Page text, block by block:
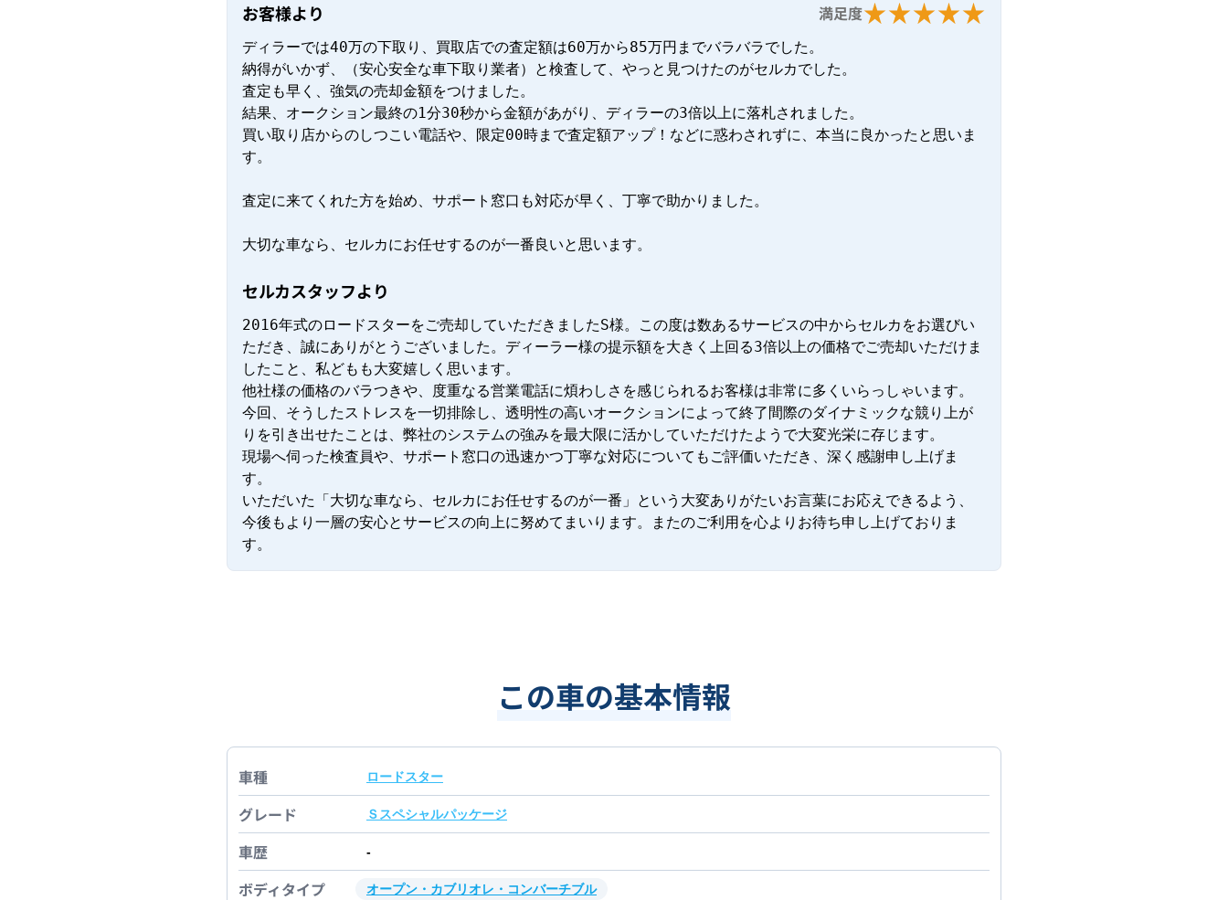
お客様より 満足度
ディラーでは40万の下取り、買取店での査定額は60万から85万円までバラバラでした。
納得がいかず、（安心安全な車下取り業者）と検査して、やっと見つけたのがセルカでした。
査定も早く、強気の売却金額をつけました。
結果、オークション最終の1分30秒から金額があがり、ディラーの3倍以上に落札されました。
買い取り店からのしつこい電話や、限定00時まで査定額アップ！などに惑わされずに、本当に良かったと思いま
す。
査定に来てくれた方を始め、サポート窓口も対応が早く、丁寧で助かりました。
大切な車なら、セルカにお任せするのが一番良いと思います。
セルカスタッフより
2016年式のロードスターをご売却していただきましたS様。この度は数あるサービスの中からセルカをお選びい
ただき、誠にありがとうございました。ディーラー様の提示額を大きく上回る3倍以上の価格でご売却いただけま
したこと、私どもも大変嬉しく思います。
他社様の価格のバラつきや、度重なる営業電話に煩わしさを感じられるお客様は非常に多くいらっしゃいます。
今回、そうしたストレスを一切排除し、透明性の高いオークションによって終了間際のダイナミックな競り上が
りを引き出せたことは、弊社のシステムの強みを最大限に活かしていただけたようで大変光栄に存じます。
現場へ伺った検査員や、サポート窓口の迅速かつ丁寧な対応についてもご評価いただき、深く感謝申し上げま
す。
いただいた「大切な車なら、セルカにお任せするのが一番」という大変ありがたいお言葉にお応えできるよう、
今後もより一層の安心とサービスの向上に努めてまいります。またのご利用を心よりお待ち申し上げておりま
す。
この車の基本情報
車種 ロードスター
グレード Ｓスペシャルパッケージ
車歴 -
ボディタイプ オープン・カブリオレ・コンバーチブル